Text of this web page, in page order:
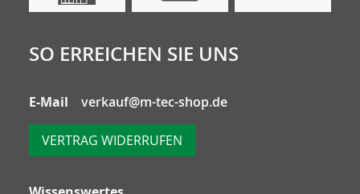
SO ERREICHEN SIE UNS
E-Mail verkauf@m-tec-shop.de
VERTRAG WIDERRUFEN